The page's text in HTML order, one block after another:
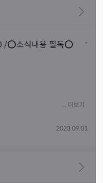
/⭕️소식내용 필독⭕️
... 더보기
2023.09.01